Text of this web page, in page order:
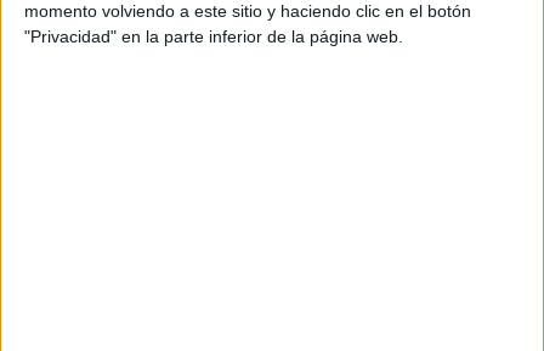
momento volviendo a este sitio y haciendo clic en el botón
"Privacidad" en la parte inferior de la página web.
Recordamos que: